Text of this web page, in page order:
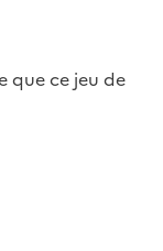
quece jeu de